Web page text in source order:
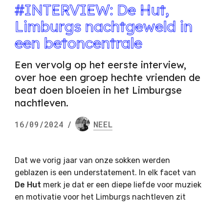
#INTERVIEW: De Hut,
Limburgs nachtgeweld in
een betoncentrale
Een vervolg op het eerste interview,
over hoe een groep hechte vrienden de
beat doen bloeien in het Limburgse
nachtleven.
16/09/2024 / NEEL
Dat we vorig jaar van onze sokken werden
geblazen is een understatement. In elk facet van
De Hut merk je dat er een diepe liefde voor muziek
en motivatie voor het Limburgs nachtleven zit